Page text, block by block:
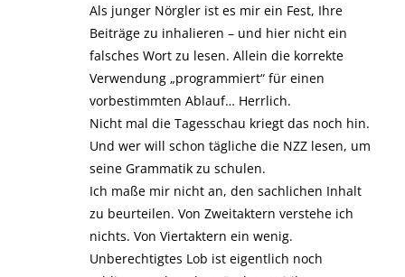
Als junger Nörgler ist es mir ein Fest, Ihre
Beiträge zu inhalieren – und hier nicht ein
falsches Wort zu lesen. Allein die korrekte
Verwendung „programmiert“ für einen
vorbestimmten Ablauf… Herrlich.
Nicht mal die Tagesschau kriegt das noch hin.
Und wer will schon tägliche die NZZ lesen, um
seine Grammatik zu schulen.
Ich maße mir nicht an, den sachlichen Inhalt
zu beurteilen. Von Zweitaktern verstehe ich
nichts. Von Viertaktern ein wenig.
Unberechtigtes Lob ist eigentlich noch